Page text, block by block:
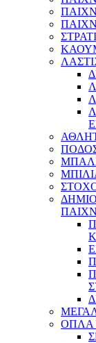
ΟΠΛΑ